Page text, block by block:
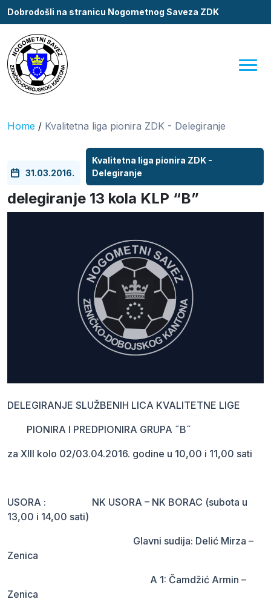
Dobrodošli na stranicu Nogometnog Saveza ZDK
Home / Kvalitetna liga pionira ZDK - Delegiranje
31.03.2016.
Kvalitetna liga pionira ZDK -
Delegiranje
delegiranje 13 kola KLP “B”
DELEGIRANJE SLUŽBENIH LICA KVALITETNE LIGE
PIONIRA I PREDPIONIRA GRUPA ˝B˝
za XIII kolo 02/03.04.2016. godine u 10,00 i 11,00 sati
USORA : NK USORA – NK BORAC (subota u
13,00 i 14,00 sati)
Glavni sudija: Delić Mirza –
Zenica
A 1: Čamdžić Armin –
Zenica